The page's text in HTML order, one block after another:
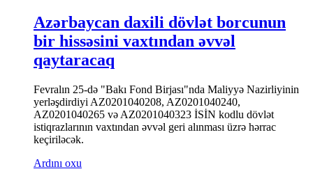
Azərbaycan daxili dövlət borcunun
bir hissəsini vaxtından əvvəl
qaytaracaq
Fevralın 25-də "Bakı Fond Birjası"nda Maliyyə Nazirliyinin
yerləşdirdiyi AZ0201040208, AZ0201040240,
AZ0201040265 və AZ0201040323 İSİN kodlu dövlət
istiqrazlarının vaxtından əvvəl geri alınması üzrə hərrac
keçiriləcək.
Ardını oxu